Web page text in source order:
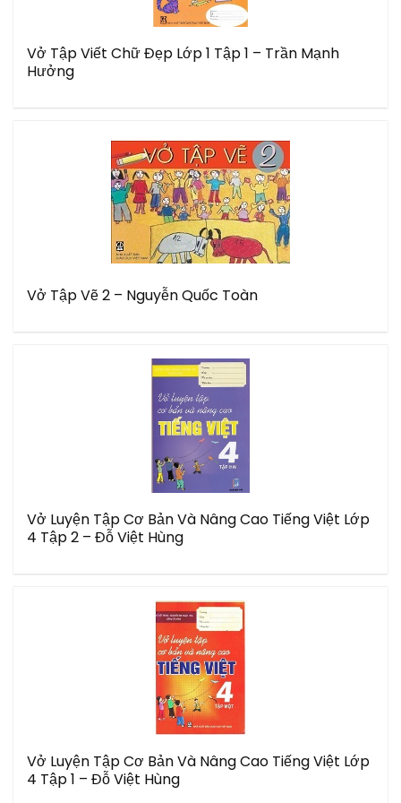
Vở Tập Viết Chữ Đẹp Lớp 1 Tập 1 – Trần Mạnh
Hưởng
Vở Tập Vẽ 2 – Nguyễn Quốc Toàn
Vở Luyện Tập Cơ Bản Và Nâng Cao Tiếng Việt Lớp
4 Tập 2 – Đỗ Việt Hùng
Vở Luyện Tập Cơ Bản Và Nâng Cao Tiếng Việt Lớp
4 Tập 1 – Đỗ Việt Hùng